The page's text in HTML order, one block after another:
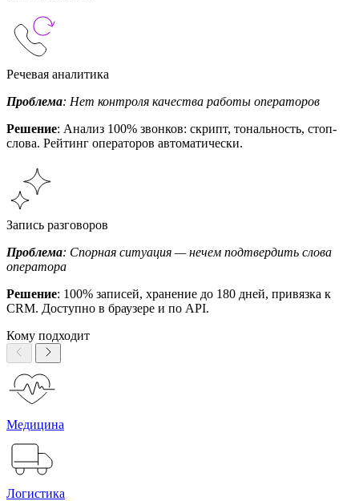
Речевая аналитика
Проблема: Нет контроля качества работы операторов
Решение: Анализ 100% звонков: скрипт, тональность, стоп-
слова. Рейтинг операторов автоматически.
Запись разговоров
Проблема: Спорная ситуация — нечем подтвердить слова
оператора
Решение: 100% записей, хранение до 180 дней, привязка к
CRM. Доступно в браузере и по API.
Кому подходит
Медицина
Логистика